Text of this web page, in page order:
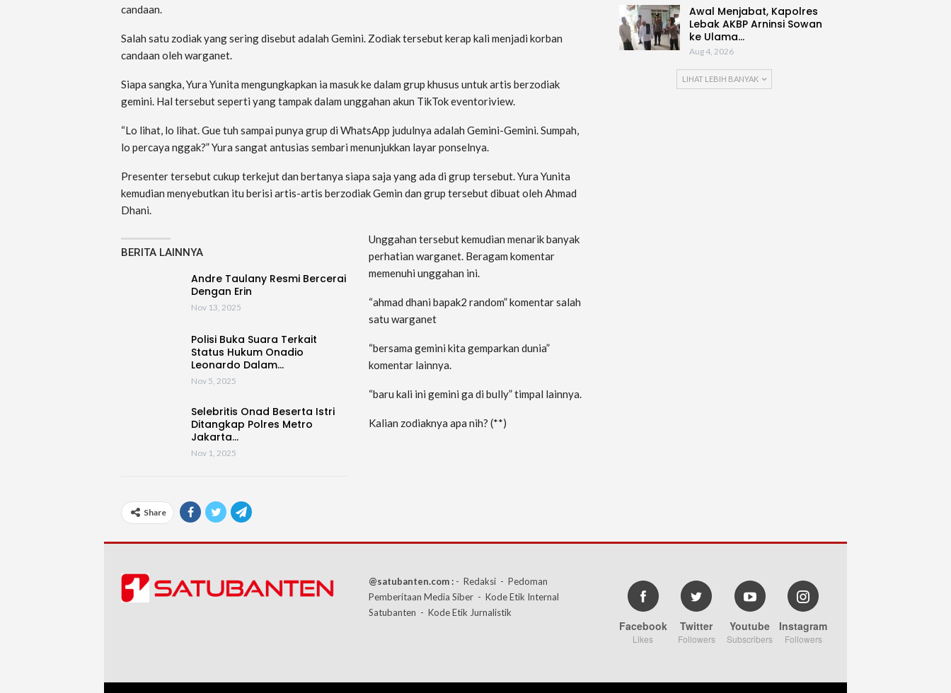
candaan.
Salah satu zodiak yang sering disebut adalah Gemini. Zodiak tersebut kerap kali menjadi korban
candaan oleh warganet.
Siapa sangka, Yura Yunita mengungkapkan ia masuk ke dalam grup khusus untuk artis berzodiak
gemini. Hal tersebut seperti yang tampak dalam unggahan akun TikTok eventoriview.
“Lo lihat, lo lihat. Gue tuh sampai punya grup di WhatsApp judulnya adalah Gemini-Gemini. Sumpah,
lo percaya nggak?” Yura sangat antusias sembari menunjukkan layar ponselnya.
Presenter tersebut cukup terkejut dan bertanya siapa saja yang ada di grup tersebut. Yura Yunita
kemudian menyebutkan itu berisi artis-artis berzodiak Gemin dan grup tersebut dibuat oleh Ahmad
Dhani.
BERITA LAINNYA
Andre Taulany Resmi Bercerai
Dengan Erin
Nov 13, 2025
Polisi Buka Suara Terkait
Status Hukum Onadio
Leonardo Dalam…
Nov 5, 2025
Selebritis Onad Beserta Istri
Ditangkap Polres Metro
Jakarta…
Nov 1, 2025
Unggahan tersebut kemudian menarik banyak
perhatian warganet. Beragam komentar
memenuhi unggahan ini.
“ahmad dhani bapak2 random” komentar salah
satu warganet
“bersama gemini kita gemparkan dunia”
komentar lainnya.
“baru kali ini gemini ga di bully” timpal lainnya.
Kalian zodiaknya apa nih? (**)
Share
Awal Menjabat, Kapolres
Lebak AKBP Arninsi Sowan
ke Ulama…
Aug 4, 2026
LIHAT LEBIH BANYAK
@satubanten.com : - Redaksi - Pedoman
Pemberitaan Media Siber - Kode Etik Internal
Satubanten - Kode Etik Jurnalistik
Facebook
Likes
Twitter
Followers
Youtube
Subscribers
Instagram
Followers